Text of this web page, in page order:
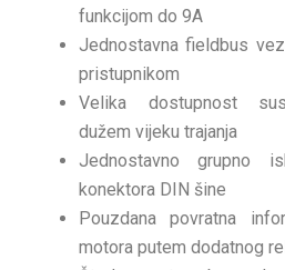
funkcijom do 9A
Jednostavna fieldbus
pristupnikom
Velika dostupnost
dužem vijeku trajanja
Jednostavno grupno
konektora DIN šine
Pouzdana povratna
motora putem dodatnog